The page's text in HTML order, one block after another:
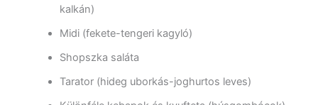
kalkán)
Midi (fekete-tengeri kagyló)
Shopszka saláta
Tarator (hideg uborkás-joghurtos leves)